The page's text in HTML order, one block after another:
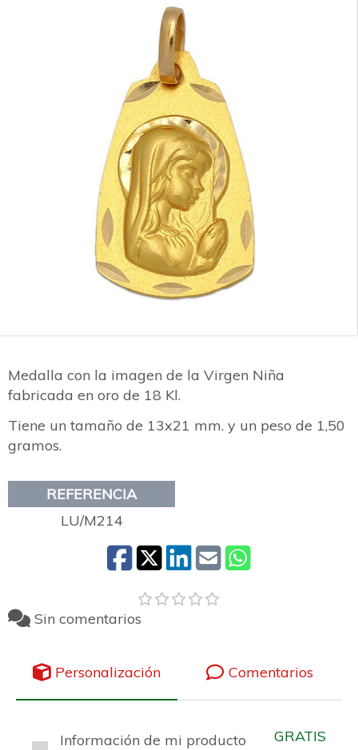
Medalla con la imagen de la Virgen Niña
fabricada en oro de 18 Kl.
Tiene un tamaño de 13x21 mm. y un peso de 1,50
gramos.
REFERENCIA
LU/M214
Sin comentarios
Personalización Comentarios
Información de mi producto
GRATIS